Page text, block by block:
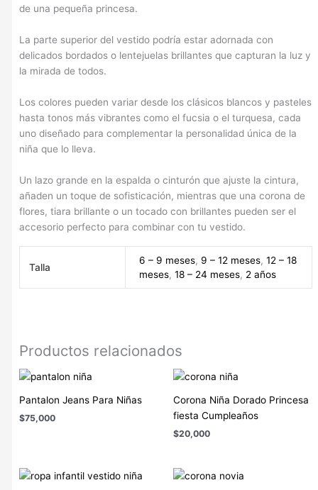
de una pequeña princesa.
La parte superior del vestido podría estar adornada con
delicados bordados o lentejuelas brillantes que capturan la luz y
la mirada de todos.
Los colores pueden variar desde los clásicos blancos y pasteles
hasta tonos más vibrantes como el fucsia o el turquesa, cada
uno diseñado para complementar la personalidad única de la
niña que lo lleva.
Un lazo grande en la espalda o cinturón que ajuste la cintura,
añaden un toque de sofisticación, mientras que una corona de
flores, tiara brillante o un tocado con brillantes pueden ser el
accesorio perfecto para combinar con tu vestido.
Talla
6 – 9 meses, 9 – 12 meses, 12 – 18
meses, 18 – 24 meses, 2 años
Productos relacionados
Pantalon Jeans Para Niñas
$75,000
Corona Niña Dorado Princesa
fiesta Cumpleaños
$20,000